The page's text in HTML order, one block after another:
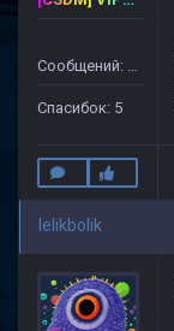
Сообщений: 127
Спасибок: 5
lelikbolik